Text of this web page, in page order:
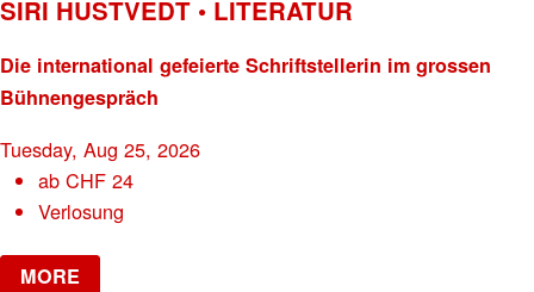
SIRI HUSTVEDT • LITERATUR
Die international gefeierte Schriftstellerin im grossen
Bühnengespräch
Tuesday, Aug 25, 2026
abCHF 24
Verlosung
MORE